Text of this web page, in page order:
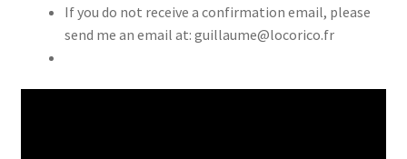
If you do not receive a confirmation email, please
send me an email at: guillaume@locorico.fr